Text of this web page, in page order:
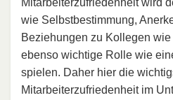
wie Selbstbestimmung,
Beziehungen zu Kollegen
ebenso wichtige Rolle wie
spielen. Daher hier die
Mitarbeiterzufriedenheit im